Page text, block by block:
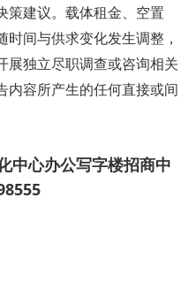
策建议。载体租金、空置
间与供求变化发生调整，
展独立尽职调查或咨询相关
内容所产生的任何直接或间
中心办公写字楼招商中